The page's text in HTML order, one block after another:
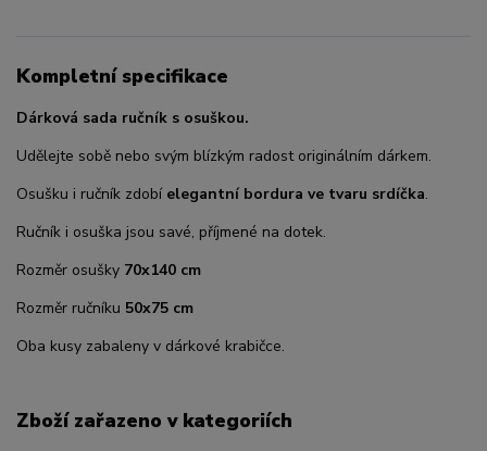
Kompletní specifikace
Dárková sada ručník s osuškou.
Udělejte sobě nebo svým blízkým radost originálním dárkem.
Osušku i ručník zdobí elegantní bordura ve tvaru srdíčka.
Ručník i osuška jsou savé, příjmené na dotek.
Rozměr osušky 70x140 cm
Rozměr ručníku 50x75 cm
Oba kusy zabaleny v dárkové krabičce.
Zboží zařazeno v kategoriích